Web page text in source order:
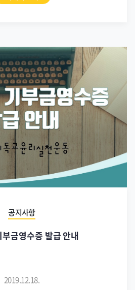
공지사항
금영수증 발급 안내
2019.12.18.